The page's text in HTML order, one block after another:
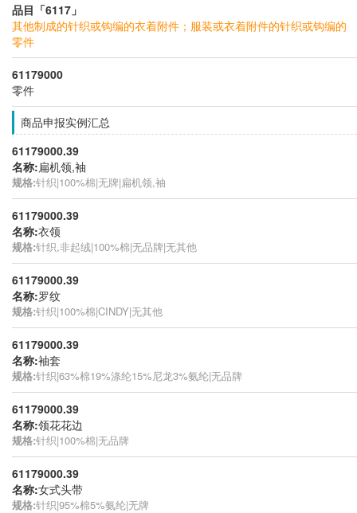
品目「6117」
其他制成的针织或钩编的衣着附件；服装或衣着附件的针织或钩编的
零件
61179000
零件
商品申报实例汇总
61179000.39
名称:扁机领,袖
规格:针织|100%棉|无牌|扁机领,袖
61179000.39
名称:衣领
规格:针织,非起绒|100%棉|无品牌|无其他
61179000.39
名称:罗纹
规格:针织|100%棉|CINDY|无其他
61179000.39
名称:袖套
规格:针织|63%棉19%涤纶15%尼龙3%氨纶|无品牌
61179000.39
名称:领花花边
规格:针织|100%棉|无品牌
61179000.39
名称:女式头带
规格:针织|95%棉5%氨纶|无牌